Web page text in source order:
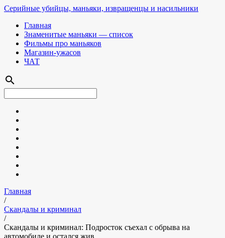
Серийные убийцы, маньяки, извращенцы и насильники
Главная
Знаменитые маньяки — список
Фильмы про маньяков
Магазин-ужасов
ЧАТ
search
Главная
/
Скандалы и криминал
/
Скандалы и криминал: Подросток съехал с обрыва на
автомобиле и остался жив